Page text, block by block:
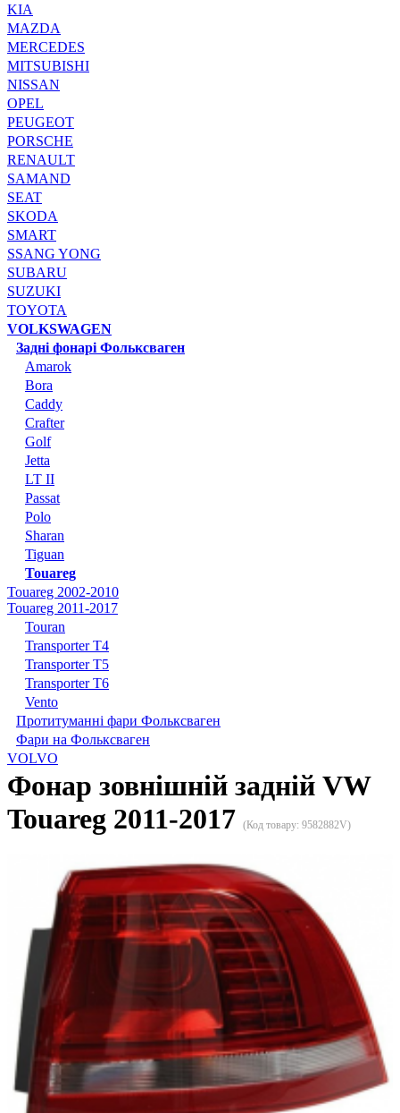
KIA
MAZDA
MERCEDES
MITSUBISHI
NISSAN
OPEL
PEUGEOT
PORSCHE
RENAULT
SAMAND
SEAT
SKODA
SMART
SSANG YONG
SUBARU
SUZUKI
TOYOTA
VOLKSWAGEN
Задні фонарі Фольксваген
Amarok
Bora
Caddy
Crafter
Golf
Jetta
LT II
Passat
Polo
Sharan
Tiguan
Touareg
Touareg 2002-2010
Touareg 2011-2017
Touran
Transporter T4
Transporter T5
Transporter T6
Vento
Протитуманні фари Фольксваген
Фари на Фольксваген
VOLVO
Фонар зовнішній задній VW
Touareg 2011-2017 (Код товару: 9582882V)